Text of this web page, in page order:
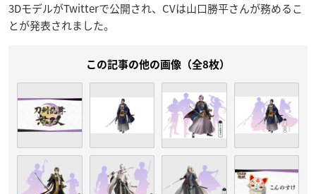
3DモデルがTwitterで公開され、CVは山口勝平さんが務めるこ
とが発表されました。
この記事の他の画像（全8枚）